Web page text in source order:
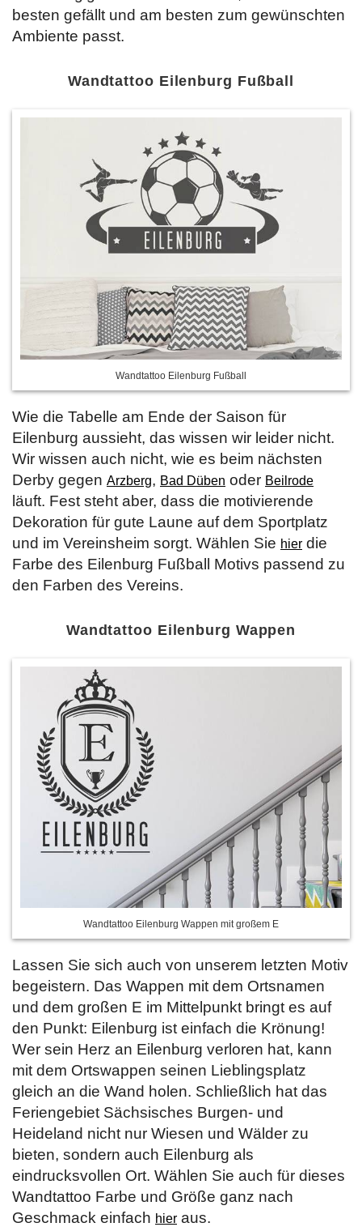
besten gefällt und am besten zum gewünschten
Ambiente passt.
Wandtattoo Eilenburg Fußball
Wandtattoo Eilenburg Fußball
Wie die Tabelle am Ende der Saison für
Eilenburg aussieht, das wissen wir leider nicht.
Wir wissen auch nicht, wie es beim nächsten
Derby gegen Arzberg, Bad Düben oder Beilrode
läuft. Fest steht aber, dass die motivierende
Dekoration für gute Laune auf dem Sportplatz
und im Vereinsheim sorgt. Wählen Sie hier die
Farbe des Eilenburg Fußball Motivs passend zu
den Farben des Vereins.
Wandtattoo Eilenburg Wappen
Wandtattoo Eilenburg Wappen mit großem E
Lassen Sie sich auch von unserem letzten Motiv
begeistern. Das Wappen mit dem Ortsnamen
und dem großen E im Mittelpunkt bringt es auf
den Punkt: Eilenburg ist einfach die Krönung!
Wer sein Herz an Eilenburg verloren hat, kann
mit dem Ortswappen seinen Lieblingsplatz
gleich an die Wand holen. Schließlich hat das
Feriengebiet Sächsisches Burgen- und
Heideland nicht nur Wiesen und Wälder zu
bieten, sondern auch Eilenburg als
eindrucksvollen Ort. Wählen Sie auch für dieses
Wandtattoo Farbe und Größe ganz nach
Geschmack einfach hier aus.